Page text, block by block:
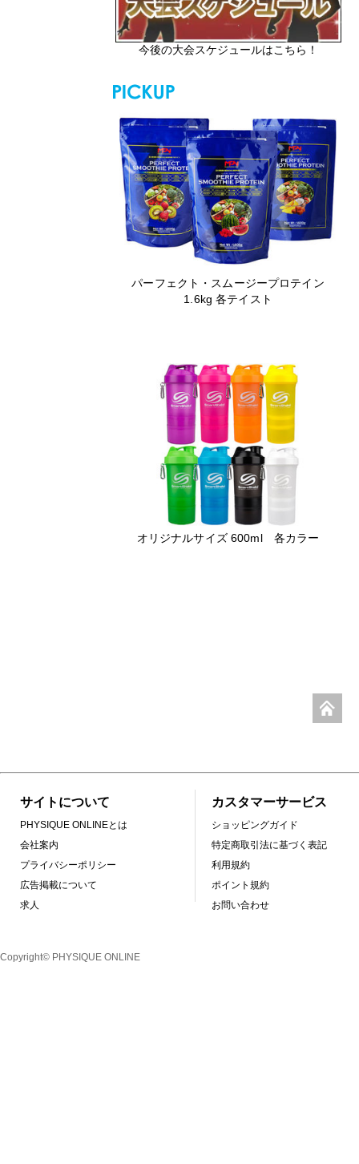
今後の大会スケジュールはこちら！
パーフェクト・スムージープロテイン
1.6kg 各テイスト
オリジナルサイズ 600ml 各カラー
サイトについて
PHYSIQUE ONLINEとは
会社案内
プライバシーポリシー
広告掲載について
求人
カスタマーサービス
ショッピングガイド
特定商取引法に基づく表記
利用規約
ポイント規約
お問い合わせ
Copyright© PHYSIQUE ONLINE